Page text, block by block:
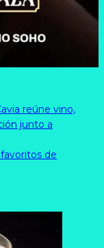
reúne vino,
junto a
de